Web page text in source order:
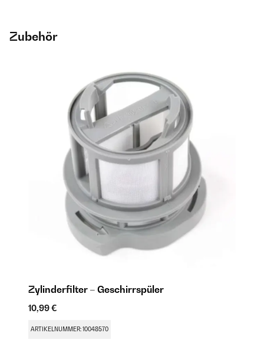
Zubehör
Zylinderfilter – Geschirrspüler
10,99 €
ARTIKELNUMMER: 10048570